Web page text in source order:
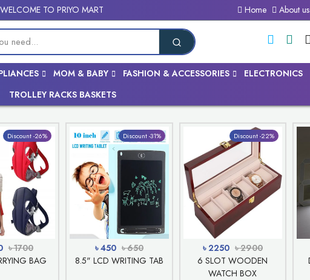
WELCOME TO PRIYO MART Home About us
MOM & BABY FASHION & ACCESSORIES ELECTRONICS
TROLLEY RACKS BASKETS
Discount -26%
৳ 1700
BAG
Discount -31%
৳ 450 ৳ 650
8.5" LCD WRITING TAB
Discount -22%
৳ 2250 ৳ 2900
6 SLOT WOODEN
WATCH BOX